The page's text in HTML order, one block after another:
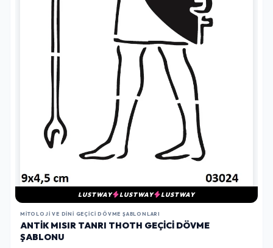
LUSTWAY LUSTWAY LUSTWAY
MITOLOJI VE DINI GEÇICI DÖVME ŞABLONLARI
ANTIK MISIR TANRI THOTH GEÇICI DÖVME
ŞABLONU